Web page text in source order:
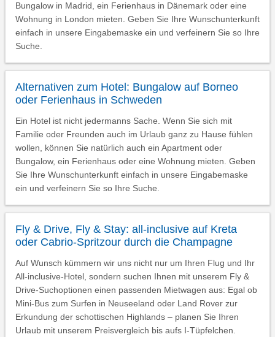
Bungalow in Madrid, ein Ferienhaus in Dänemark oder eine
Wohnung in London mieten. Geben Sie Ihre Wunschunterkunft
einfach in unsere Eingabemaske ein und verfeinern Sie so Ihre
Suche.
Alternativen zum Hotel: Bungalow auf Borneo
oder Ferienhaus in Schweden
Ein Hotel ist nicht jedermanns Sache. Wenn Sie sich mit
Familie oder Freunden auch im Urlaub ganz zu Hause fühlen
wollen, können Sie natürlich auch ein Apartment oder
Bungalow, ein Ferienhaus oder eine Wohnung mieten. Geben
Sie Ihre Wunschunterkunft einfach in unsere Eingabemaske
ein und verfeinern Sie so Ihre Suche.
Fly & Drive, Fly & Stay: all-inclusive auf Kreta
oder Cabrio-Spritzour durch die Champagne
Auf Wunsch kümmern wir uns nicht nur um Ihren Flug und Ihr
All-inclusive-Hotel, sondern suchen Ihnen mit unserem Fly &
Drive-Suchoptionen einen passenden Mietwagen aus: Egal ob
Mini-Bus zum Surfen in Neuseeland oder Land Rover zur
Erkundung der schottischen Highlands – planen Sie Ihren
Urlaub mit unserem Preisvergleich bis aufs I-Tüpfelchen.